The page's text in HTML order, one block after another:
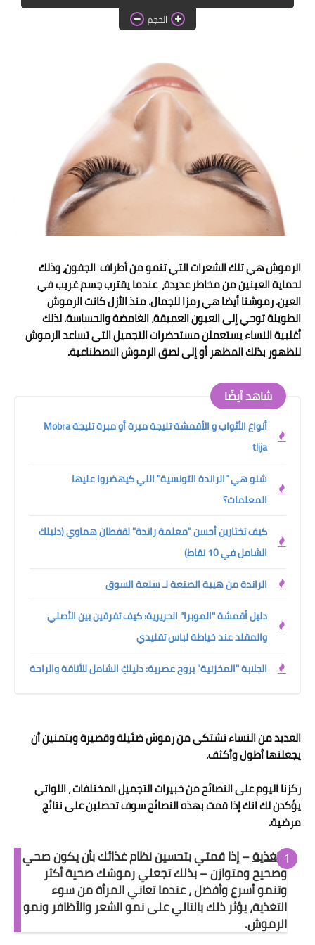
دروس الراندة للمبتدئات
اللباس التقليدي
الحجم
الرموش هي تلك الشعرات التي تنمو من أطراف الجفون، وذلك
لحماية العينين من مخاطر عديدة، عندما يقترب جسم غريب في
العين. رموشنا أيضا هي رمزا للجمال. منذ الأزل كانت الرموش
الطويلة توحي إلى العيون العميقة، الغامضة والحساسة. لذلك
أغلبية النساء يستعملن مستحضرات التجميل التي تساعد الرموش
للظهور بذلك المظهر أو إلى لصق الرموش الاصطناعية.
شاهد أيضًا
أنواع الأثواب و الأقمشة تليجة مبرة أو مبرة تليجة Mobra
tlija
شنو هي "الراندة التونسية" اللي كيهضروا عليها
المعلمات؟
كيف تختارين أحسن "معلمة راندة" لقفطان هماوي (دليلك
الشامل في 10 نقاط)
الراندة من هيبة الصنعة لـ سلعة السوق
دليل أقمشة "الموبرا" الحريرية: كيف تفرقين بين الأصلي
والمقلد عند خياطة لباس تقليدي
الجلابة "المخزنية" بروح عصرية: دليلكِ الشامل للأناقة والراحة
العديد من النساء تشتكي من رموش ضئيلة وقصيرة ويتمنين أن
يجعلنها أطول وأكثف.
ركزنا اليوم على النصائح من خبيرات التجميل المختلفات ، اللواتي
يؤكدن لك انك إذا قمت بهذه النصائح سوف تحصلين على نتائج
مرضية.
التغذية– إذا قمتي بتحسين نظام غذائك بأن يكون صحي
وصحيح ومتوازن – بذلك تجعلي رموشك صحية أكثر
وتنمو أسرع وأفضل ، عندما تعاني المرأة من سوء
التغذية، يؤثر ذلك بالتالي على نمو الشعر والأظافر ونمو
الرموش.